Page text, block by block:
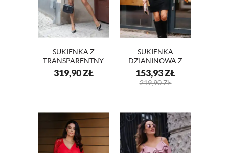
SUKIENKA Z
TRANSPARENTNYMI
RĘKAWAMI BELLA
KM343
319,90ZŁ
SUKIENKA
DZIANINOWA Z
DEKOLTEM KM08
153,93ZŁ
219,90ZŁ